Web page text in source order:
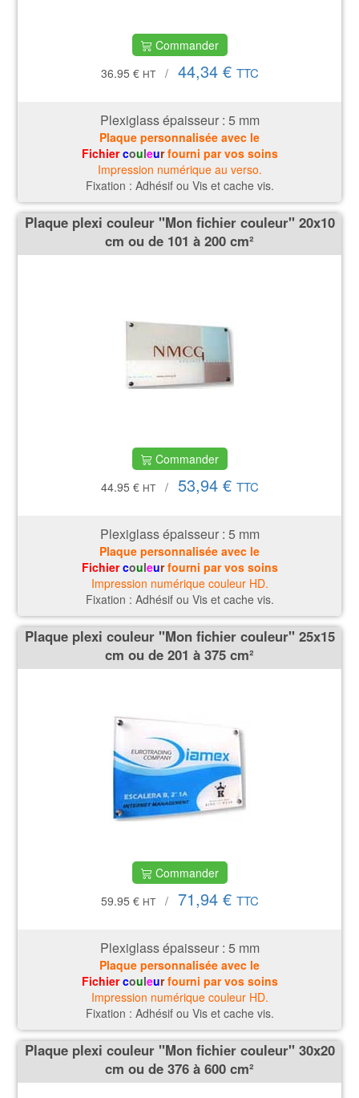
Commander
36.95 € HT / 44,34 € TTC
Plexiglass épaisseur : 5 mm
Plaque personnalisée avec le
Fichier couleurfourni par vos soins
Impression numérique au verso.
Fixation : Adhésif ou Vis et cache vis.
Plaque plexi couleur ''Mon fichier couleur'' 20x10
cm ou de 101 à 200 cm²
Commander
44.95 € HT / 53,94 € TTC
Plexiglass épaisseur : 5 mm
Plaque personnalisée avec le
Fichier couleurfourni par vos soins
Impression numérique couleur HD.
Fixation : Adhésif ou Vis et cache vis.
Plaque plexi couleur ''Mon fichier couleur'' 25x15
cm ou de 201 à 375 cm²
Commander
59.95 € HT / 71,94 € TTC
Plexiglass épaisseur : 5 mm
Plaque personnalisée avec le
Fichier couleurfourni par vos soins
Impression numérique couleur HD.
Fixation : Adhésif ou Vis et cache vis.
Plaque plexi couleur ''Mon fichier couleur'' 30x20
cm ou de 376 à 600 cm²